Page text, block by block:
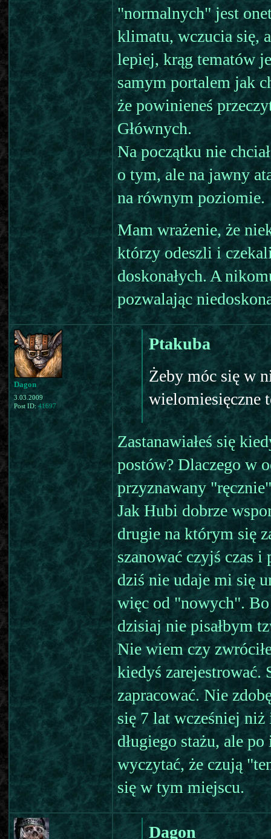
"normalnych" jest
klimatu, wczucia się,
lepiej, krąg tematów
samym portalem jak
że powinieneś
Głównych.
Na początku nie
o tym, ale na jawny
na równym poziomie.
Mam wrażenie, że
którzy odeszli i
doskonałych. A
pozwalając
Dagon
3.03.2009
Post ID: 41697
Ptakuba
Żeby móc się w
wielomiesięczne
Zastanawiałeś się
postów? Dlaczego w
przyznawany
Jak Hubi dobrze
drugie na którym się
szanować czyjś czas
dziś nie udaje mi się
więc od "nowych".
dzisiaj nie pisałbym
Nie wiem czy
kiedyś zarejestrować.
zapracować. Nie
się 7 lat wcześniej
długiego stażu, ale
wyczytać, że czują
się w tym miejscu.
Dagon